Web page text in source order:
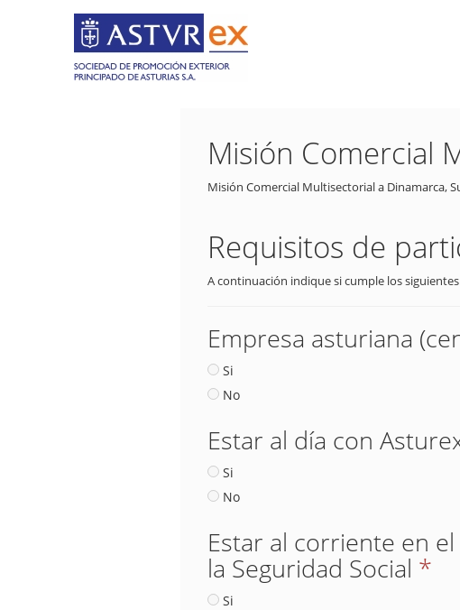
Misión Comercial
Misión Comercial Multisectorial a Dinamarca,
Requisitos de
A continuación indique si cumple los
Empresa asturiana
Si
No
Estar al día con
Si
No
Estar al corriente en
la Seguridad Social *
Si